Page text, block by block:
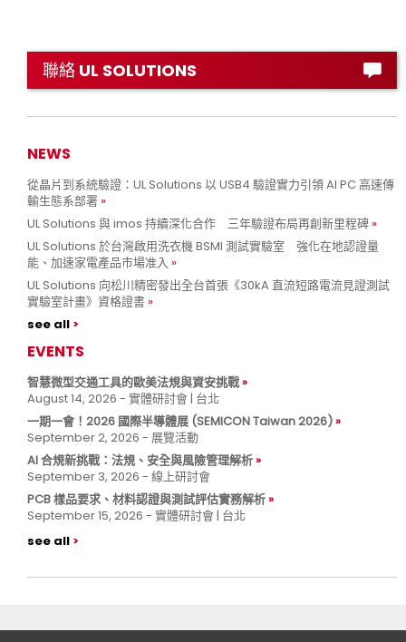
聯絡 UL SOLUTIONS
NEWS
從晶片到系統驗證：UL Solutions 以 USB4 驗證實力引領 AI PC 高速傳
輸生態系部署
UL Solutions 與 imos 持續深化合作 三年驗證布局再創新里程碑
UL Solutions 於台灣啟用洗衣機 BSMI 測試實驗室 強化在地認證量
能、加速家電產品市場准入
UL Solutions 向松川精密發出全台首張《30kA 直流短路電流見證測試
實驗室計畫》資格證書
see all
EVENTS
智慧微型交通工具的歐美法規與資安挑戰
August 14, 2026 - 實體研討會 | 台北
一期一會！2026 國際半導體展 (SEMICON Taiwan 2026)
September 2, 2026 - 展覽活動
AI 合規新挑戰：法規、安全與風險管理解析
September 3, 2026 - 線上研討會
PCB 樣品要求、材料認證與測試評估實務解析
September 15, 2026 - 實體研討會 | 台北
see all